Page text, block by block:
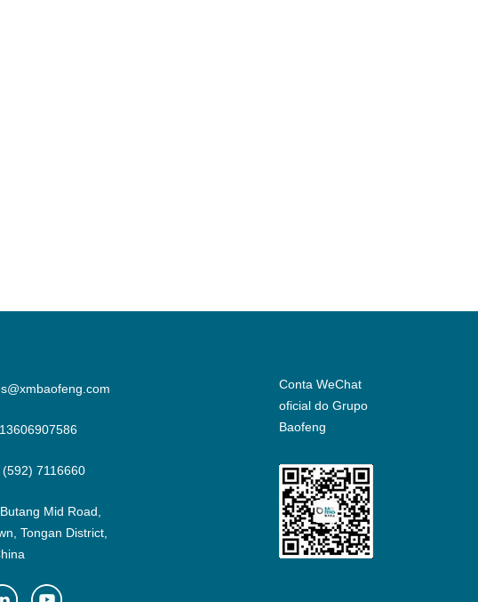
(592) 7116660
Mid Road,
Tongan District,
Conta WeChat
oficial do Grupo
Baofeng